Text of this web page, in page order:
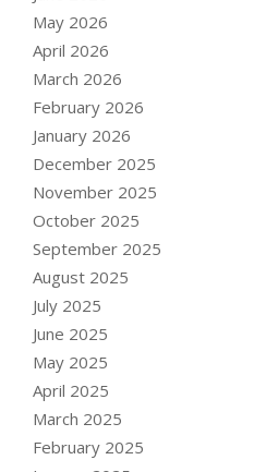
May 2026
April 2026
March 2026
February 2026
January 2026
December 2025
November 2025
October 2025
September 2025
August 2025
July 2025
June 2025
May 2025
April 2025
March 2025
February 2025